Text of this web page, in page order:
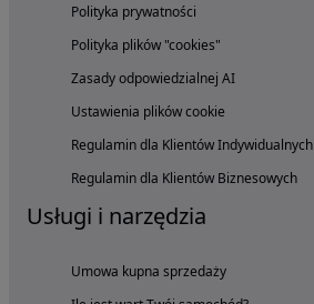
Polityka prywatności
Polityka plików "cookies"
Zasady odpowiedzialnej AI
Ustawienia plików cookie
Regulamin dla Klientów Indywidualnych
Regulamin dla Klientów Biznesowych
Usługi i narzędzia
Umowa kupna sprzedaży